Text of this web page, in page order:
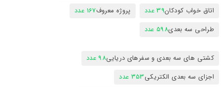
اتاق خواب کودکان39 عدد پروژه معروف167 عدد
طراحی سه بعدی598 عدد
کشتی های سه بعدی و سفرهای دریایی98 عدد
اجزای سه بعدی الکتریکی353 عدد